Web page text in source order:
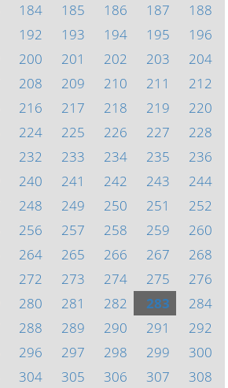
184 185 186 187
188
192 193 194 195
196
200 201 202 203
204
208 209 210 211
212
216 217 218 219
220
224 225 226 227
228
232 233 234 235
236
240 241 242 243
244
248 249 250 251
252
256 257 258 259
260
264 265 266 267
268
272 273 274 275
276
280 281 282 283
284
288 289 290 291
292
296 297 298 299
300
304 305 306 307
308